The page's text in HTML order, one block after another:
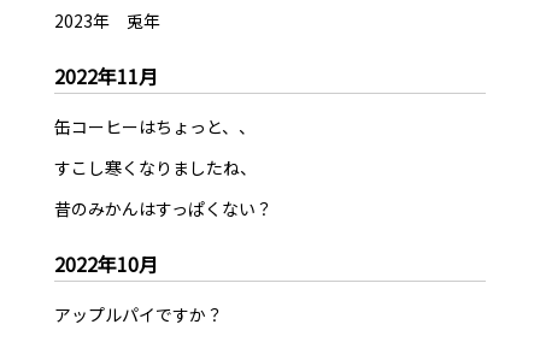
2023年 兎年
2022年11月
缶コーヒーはちょっと、、
すこし寒くなりましたね、
昔のみかんはすっぱくない？
2022年10月
アップルパイですか？